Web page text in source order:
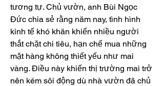
tương tự. Chủ vườn, anh Bùi Ngọc
Đức chia sẻ rằng năm nay, tình hình
kinh tế khó khăn khiến nhiều người
thắt chặt chi tiêu, hạn chế mua những
mặt hàng không thiết yếu như mai
vàng. Điều này khiến thị trường mai trở
nên kém sôi động dù nhà vườn đã chủ